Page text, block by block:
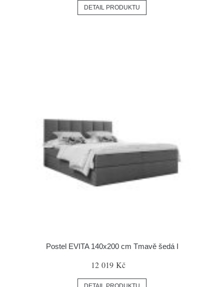
DETAIL PRODUKTU
Postel EVITA 140x200 cm Tmavě šedá I
12 019 Kč